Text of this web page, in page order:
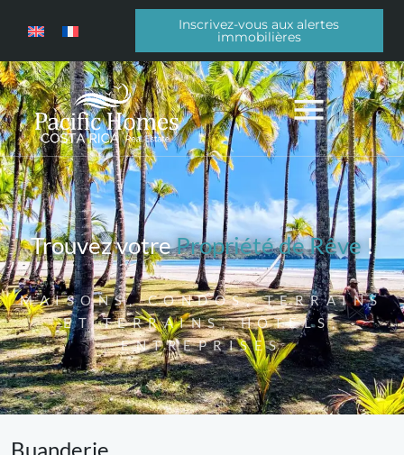
Inscrivez-vous aux alertes
immobilières
Trouvez votrePropriété de Rêve!
MAISONS, CONDOS, TERRAINS
ET TERRAINS, HÔTELS,
ENTREPRISES
Buanderie